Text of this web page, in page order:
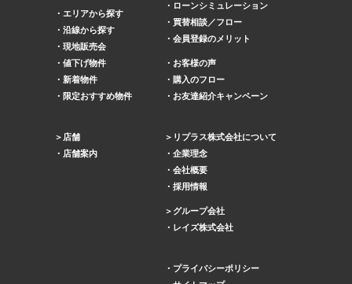
エリアから探す
沿線から探す
現地販売会
値下げ物件
新着物件
限定おすすめ物件
ローンシミュレーション
買替相談／フロー
会員登録のメリット
お客様の声
購入のフロー
お友達紹介キャンペーン
店舗
店舗案内
リプラス株式会社について
企業理念
会社概要
採用情報
グループ会社
レイズ株式会社
プライバシーポリシー